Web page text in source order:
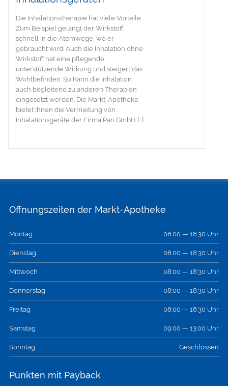
Die Inhalationstherapie hat viele Vorteile.
Zum Beispiel gelangt der Wirkstoff
schnell in die Atemwege, wo er
gebraucht wird. Auch die Inhalation ohne
Wirkstoff hat eine pflegende,
unterstützende Wirkung und steigert das
Wohlbefinden. So Kann die Inhalation
auch begleitend zu anderen Therapien
eingesetzt werden. Die Markt-Apotheke
bietet Ihnen die Vermietung von
Inhalationsgeräte der Firma Pari GmbH […]
Öffnungszeiten der Markt-Apotheke
Montag 08:00 — 18:30 Uhr
Dienstag 08:00 — 18:30 Uhr
Mittwoch 08:00 — 18:30 Uhr
Donnerstag 08:00 — 18:30 Uhr
Freitag 08:00 — 18:30 Uhr
Samstag 09:00 — 13:00 Uhr
Sonntag Geschlossen
Punkten mit Payback